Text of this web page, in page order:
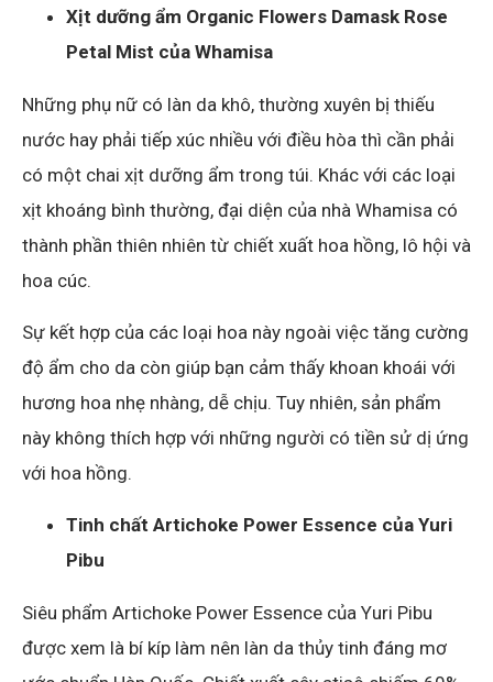
Xịt dưỡng ẩm Organic Flowers Damask Rose
Petal Mist của Whamisa
Những phụ nữ có làn da khô, thường xuyên bị thiếu
nước hay phải tiếp xúc nhiều với điều hòa thì cần phải
có một chai xịt dưỡng ẩm trong túi. Khác với các loại
xịt khoáng bình thường, đại diện của nhà Whamisa có
thành phần thiên nhiên từ chiết xuất hoa hồng, lô hội và
hoa cúc.
Sự kết hợp của các loại hoa này ngoài việc tăng cường
độ ẩm cho da còn giúp bạn cảm thấy khoan khoái với
hương hoa nhẹ nhàng, dễ chịu. Tuy nhiên, sản phẩm
này không thích hợp với những người có tiền sử dị ứng
với hoa hồng.
Tinh chất Artichoke Power Essence của Yuri
Pibu
Siêu phẩm Artichoke Power Essence của Yuri Pibu
được xem là bí kíp làm nên làn da thủy tinh đáng mơ